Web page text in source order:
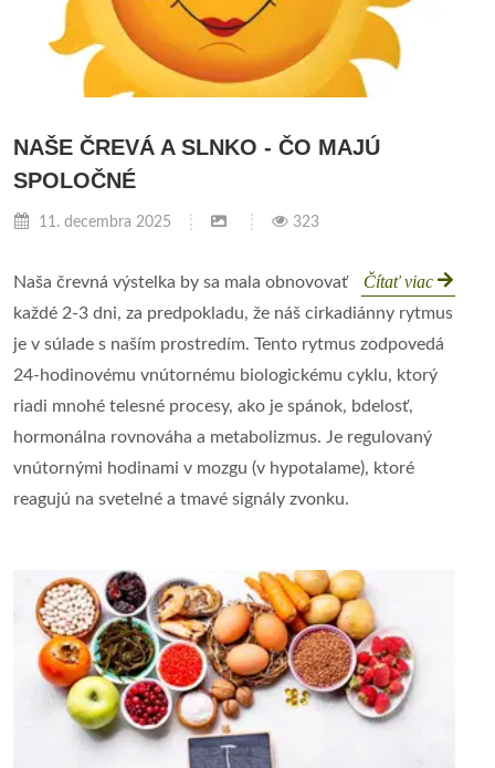
NAŠE ČREVÁ A SLNKO - ČO MAJÚ
SPOLOČNÉ
11. decembra 2025 323
Čítať viac
Naša črevná výstelka by sa mala obnovovať
každé 2-3 dni, za predpokladu, že náš cirkadiánny rytmus
je v súlade s naším prostredím. Tento rytmus zodpovedá
24-hodinovému vnútornému biologickému cyklu, ktorý
riadi mnohé telesné procesy, ako je spánok, bdelosť,
hormonálna rovnováha a metabolizmus. Je regulovaný
vnútornými hodinami v mozgu (v hypotalame), ktoré
reagujú na svetelné a tmavé signály zvonku.